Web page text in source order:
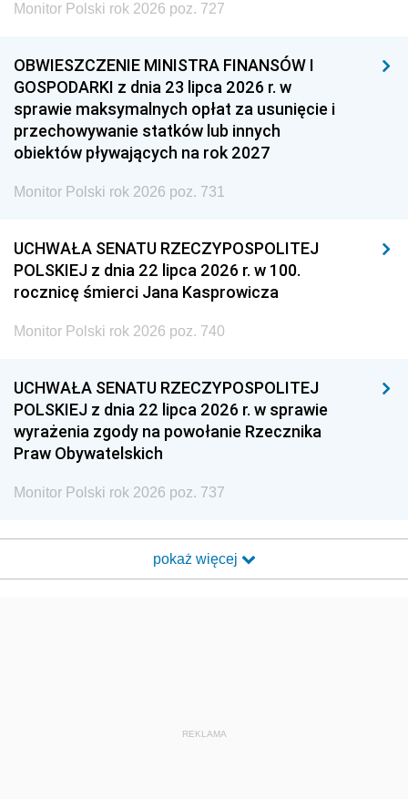
Monitor Polski rok 2026 poz. 727
OBWIESZCZENIE MINISTRA FINANSÓW I
GOSPODARKI z dnia 23 lipca 2026 r. w
sprawie maksymalnych opłat za usunięcie i
przechowywanie statków lub innych
obiektów pływających na rok 2027
Monitor Polski rok 2026 poz. 731
UCHWAŁA SENATU RZECZYPOSPOLITEJ
POLSKIEJ z dnia 22 lipca 2026 r. w 100.
rocznicę śmierci Jana Kasprowicza
Monitor Polski rok 2026 poz. 740
UCHWAŁA SENATU RZECZYPOSPOLITEJ
POLSKIEJ z dnia 22 lipca 2026 r. w sprawie
wyrażenia zgody na powołanie Rzecznika
Praw Obywatelskich
Monitor Polski rok 2026 poz. 737
pokaż więcej
REKLAMA